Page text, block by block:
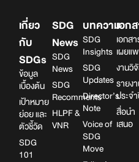
เกี่ยว
กับ
SDGs
ข้อมูล
เบื้องต้น
เป้าหมาย
ย่อย และ
ตัวชี้วัด
SDG
101
SDG
News
SDG
News
SDG
Recomments
HLPF &
VNR
บทความ
SDG
Insights
SDG
Updates
Director’s
Note
Voice of
SDG
Move
เอก
เอกส
เผยแ
งานวิ
รายง
ประจ
สื่อนำ
เสนอ